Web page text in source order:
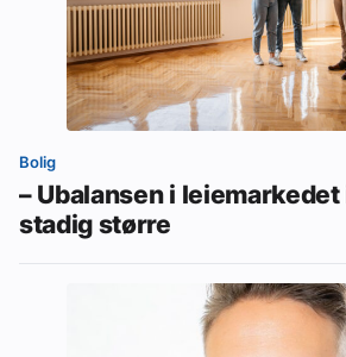
Bolig
– Ubalansen i
stadig større